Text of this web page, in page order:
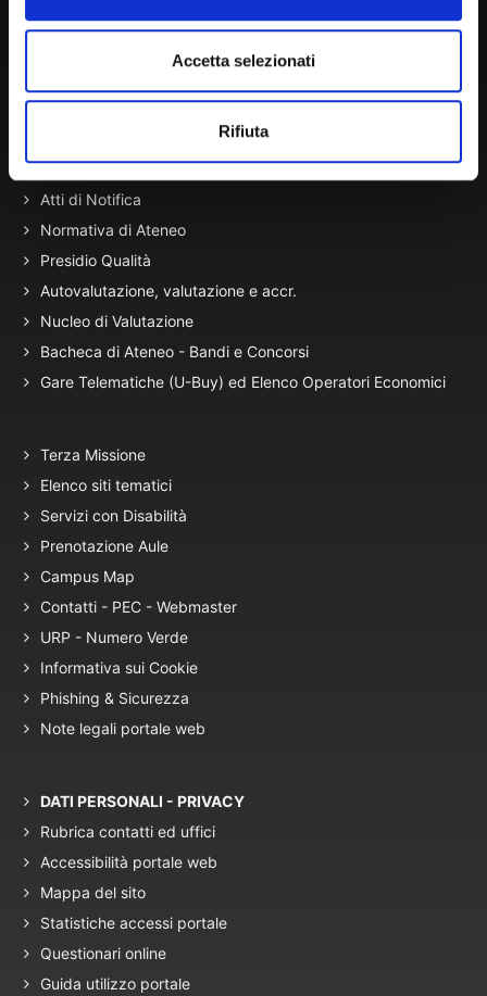
Accetta selezionati
Rifiuta
Amministrazione Trasparente
Portale Amministrazione Trasparente (PAT in fase di
migrazione)
Atti di Notifica
Normativa di Ateneo
Presidio Qualità
Autovalutazione, valutazione e accr.
Nucleo di Valutazione
Bacheca di Ateneo - Bandi e Concorsi
Gare Telematiche (U-Buy) ed Elenco Operatori Economici
Terza Missione
Elenco siti tematici
Servizi con Disabilità
Prenotazione Aule
Campus Map
Contatti - PEC - Webmaster
URP - Numero Verde
Informativa sui Cookie
Phishing & Sicurezza
Note legali portale web
DATI PERSONALI - PRIVACY
Rubrica contatti ed uffici
Accessibilità portale web
Mappa del sito
Statistiche accessi portale
Questionari online
Guida utilizzo portale